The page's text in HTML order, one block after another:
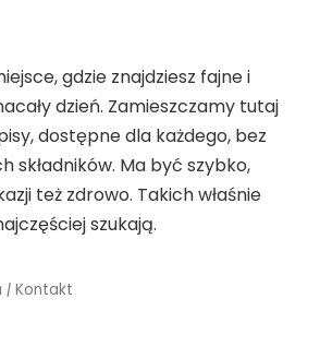
gdzie znajdziesz fajne i
dzień. Zamieszczamy tutaj
dostępne dla każdego, bez
składników. Ma być szybko,
też zdrowo. Takich właśnie
szukają.
| Kontakt